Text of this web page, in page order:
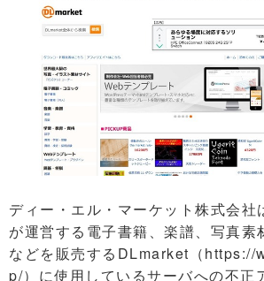
ディー・エル・マーケット株式会
が運営する電子書籍、楽譜、写真素
などを販売するDLmarket（
p/）に使用しているサーバへの不正